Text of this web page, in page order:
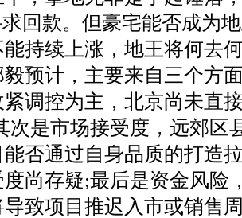
回款。但豪宅能否成为
持续上涨，地王将何去
预计，主要来自三个方
调控为主，北京尚未直
次是市场接受度，远郊区
否通过自身品质的打造
尚存疑;最后是资金风险
致项目推迟入市或销售